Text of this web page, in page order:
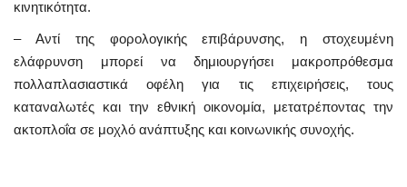
κινητικότητα.
– Αντί της φορολογικής επιβάρυνσης, η στοχευμένη
ελάφρυνση μπορεί να δημιουργήσει μακροπρόθεσμα
πολλαπλασιαστικά οφέλη για τις επιχειρήσεις, τους
καταναλωτές και την εθνική οικονομία, μετατρέποντας την
ακτοπλοΐα σε μοχλό ανάπτυξης και κοινωνικής συνοχής.